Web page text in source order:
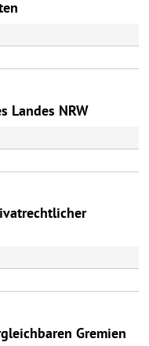
Landes NRW
Gremien